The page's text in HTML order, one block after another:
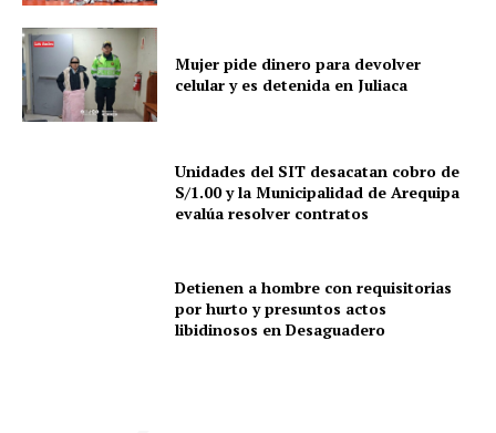
Mujer pide dinero para devolver
celular y es detenida en Juliaca
Unidades del SIT desacatan cobro de
S/1.00 y la Municipalidad de Arequipa
evalúa resolver contratos
Detienen a hombre con requisitorias
por hurto y presuntos actos
libidinosos en Desaguadero